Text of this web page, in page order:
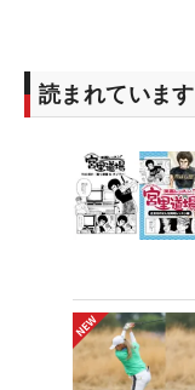
読まれています